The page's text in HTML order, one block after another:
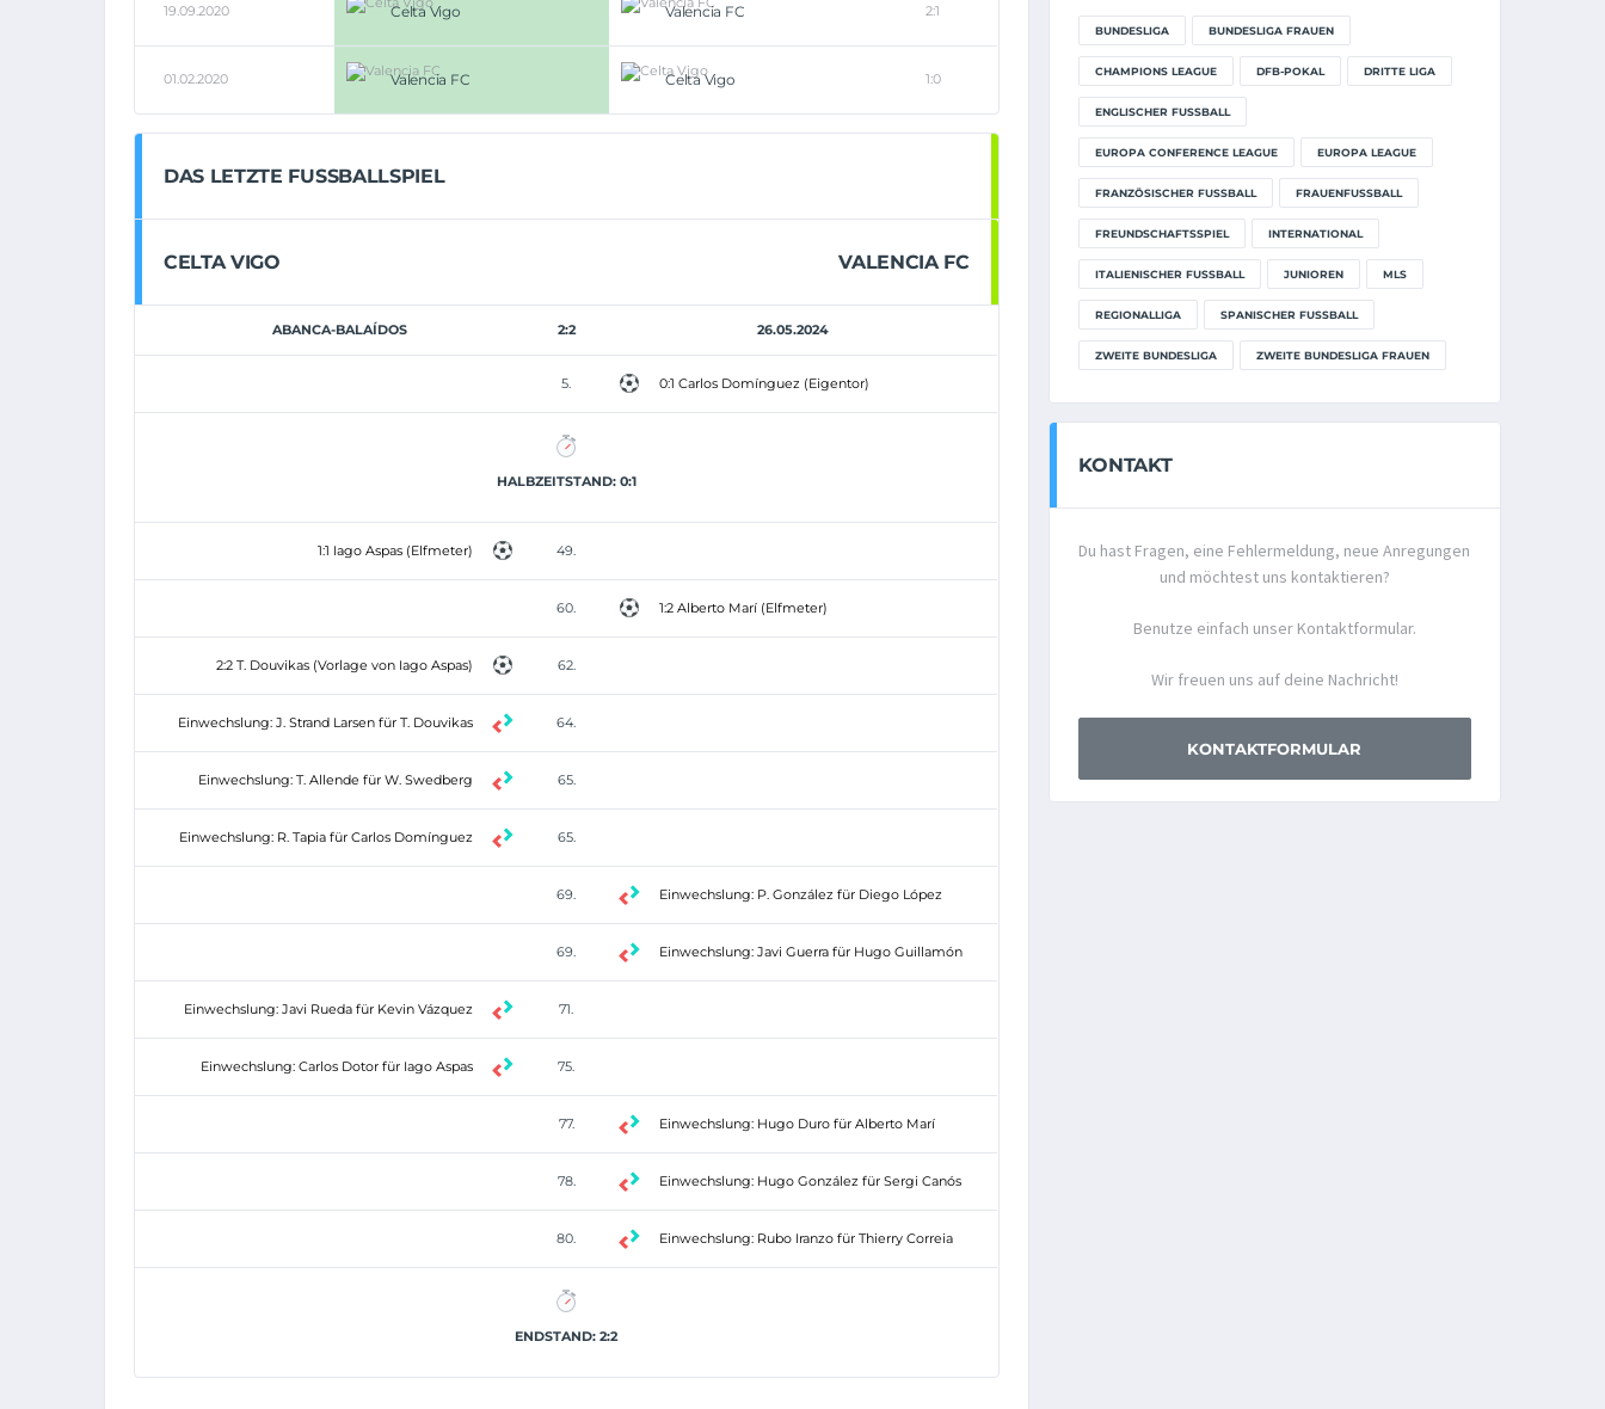
19.09.2020 Celta Vigo Valencia FC 2:1
01.02.2020 Valencia FC Celta Vigo 1:0
DAS LETZTE FUSSBALLSPIEL
CELTA VIGO VALENCIA FC
ABANCA-BALAÍDOS 2:2 26.05.2024
5. 0:1 Carlos Domínguez (Eigentor)
HALBZEITSTAND: 0:1
1:1 Iago Aspas (Elfmeter) 49.
60. 1:2 Alberto Marí (Elfmeter)
2:2 T. Douvikas (Vorlage von Iago Aspas) 62.
Einwechslung: J. Strand Larsen für T. Douvikas 64.
Einwechslung: T. Allende für W. Swedberg 65.
Einwechslung: R. Tapia für Carlos Domínguez 65.
69. Einwechslung: P. González für Diego López
69. Einwechslung: Javi Guerra für Hugo Guillamón
Einwechslung: Javi Rueda für Kevin Vázquez 71.
Einwechslung: Carlos Dotor für Iago Aspas 75.
77. Einwechslung: Hugo Duro für Alberto Marí
78. Einwechslung: Hugo González für Sergi Canós
80. Einwechslung: Rubo Iranzo für Thierry Correia
ENDSTAND: 2:2
BUNDESLIGA BUNDESLIGA FRAUEN
CHAMPIONS LEAGUE DFB-POKAL DRITTE LIGA
ENGLISCHER FUSSBALL
EUROPA CONFERENCE LEAGUE EUROPA LEAGUE
FRANZÖSISCHER FUSSBALL FRAUENFUSSBALL
FREUNDSCHAFTSSPIEL INTERNATIONAL
ITALIENISCHER FUSSBALL JUNIOREN MLS
REGIONALLIGA SPANISCHER FUSSBALL
ZWEITE BUNDESLIGA ZWEITE BUNDESLIGA FRAUEN
KONTAKT
Du hast Fragen, eine Fehlermeldung, neue Anregungen
und möchtest uns kontaktieren?
Benutze einfach unser Kontaktformular.
Wir freuen uns auf deine Nachricht!
KONTAKTFORMULAR